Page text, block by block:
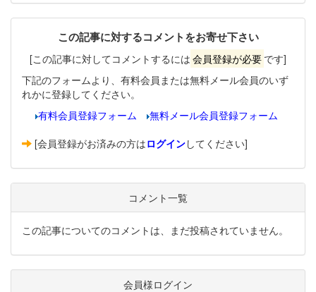
この記事に対するコメントをお寄せ下さい
[この記事に対してコメントするには 会員登録が必要 です]
下記のフォームより、有料会員または無料メール会員のいず
れかに登録してください。
有料会員登録フォーム
無料メール会員登録フォーム
[会員登録がお済みの方はログインしてください]
コメント一覧
この記事についてのコメントは、まだ投稿されていません。
会員様ログイン